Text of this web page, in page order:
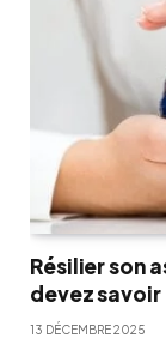
Résilier son
devez savoir
13 DÉCEMBRE 2025